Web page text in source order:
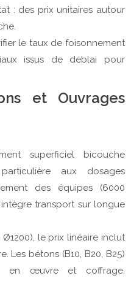
: des prix unitaires autour
le taux de foisonnement
issus de déblai pour
et Ouvrages
superficiel bicouche
aux dosages
des équipes (6000
transport sur longue
le prix linéaire inclut
Les bétons (B10, B20, B25)
en œuvre et coffrage.